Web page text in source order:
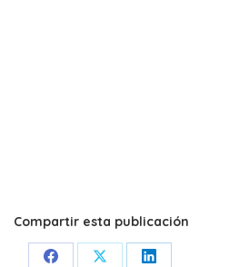
Compartir esta publicación